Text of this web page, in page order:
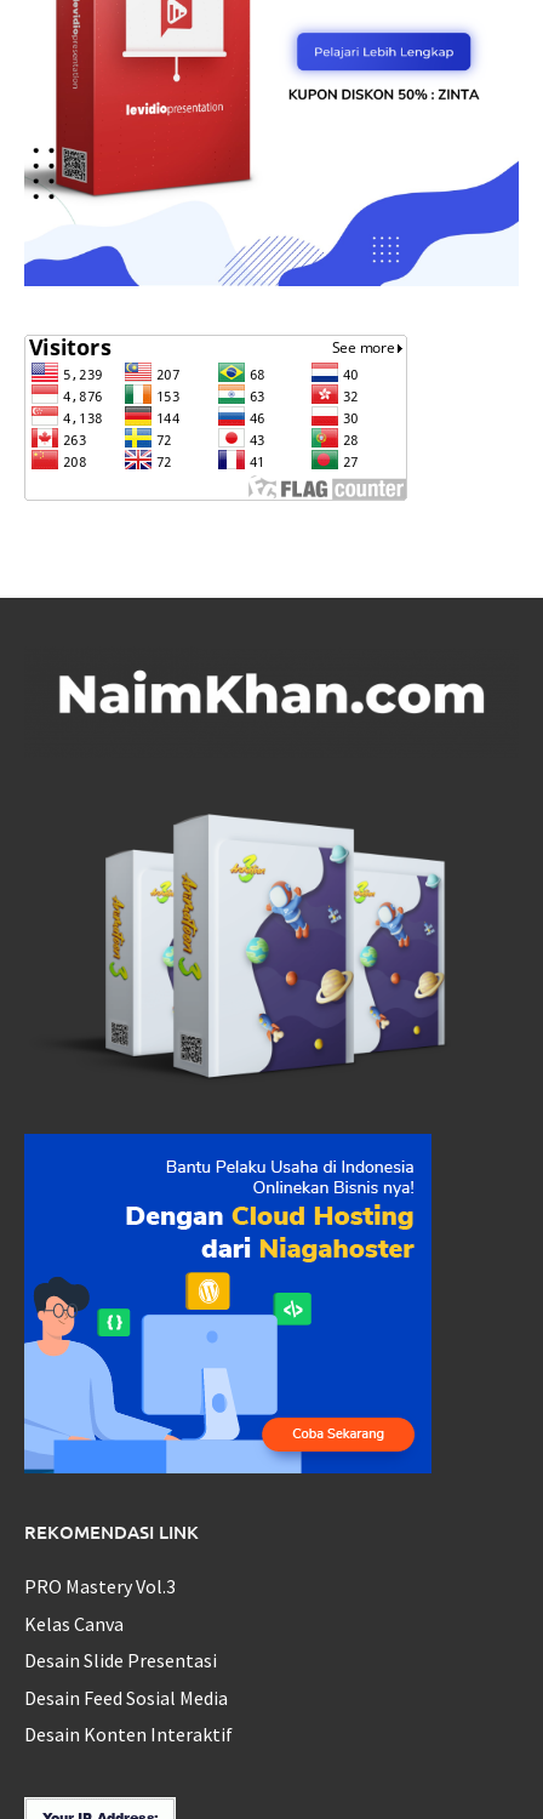
REKOMENDASI LINK
PRO Mastery Vol.3
Kelas Canva
Desain Slide Presentasi
Desain Feed Sosial Media
Desain Konten Interaktif